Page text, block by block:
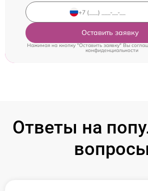
Оставить заявку
Нажимая на кнопку "Оставить заявку" Вы
конфиденциальности
Ответы на
вопросы